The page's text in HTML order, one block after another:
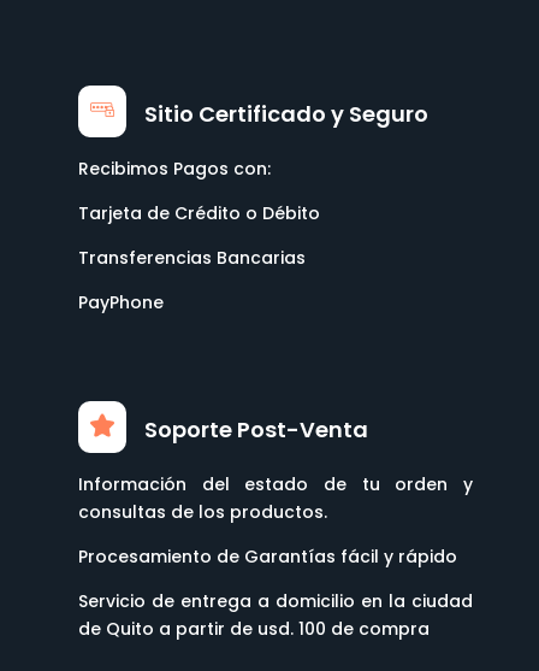
Sitio Certificado y Seguro
Recibimos Pagos con:
Tarjeta de Crédito o Débito
Transferencias Bancarias
PayPhone
Soporte Post-Venta
Información del estado de tu orden y
consultas de los productos.
Procesamiento de Garantías fácil y rápido
Servicio de entrega a domicilio en la ciudad
de Quito a partir de usd. 100 de compra